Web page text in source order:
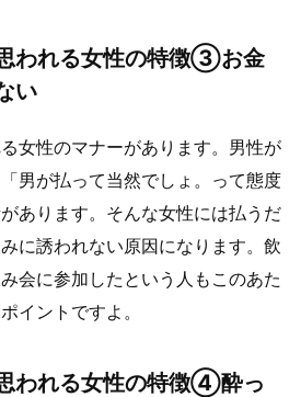
われる女性の特徴③お金
い
女性のマナーがあります。男性が
男が払って当然でしょ。って態度
あります。そんな女性には払うだ
に誘われない原因になります。飲
会に参加したという人もこのあた
イントですよ。
われる女性の特徴④酔っ